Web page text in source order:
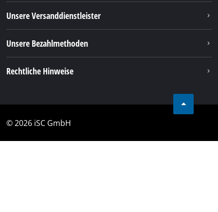
Unsere Versanddienstleister
Unsere Bezahlmethoden
Rechtliche Hinweise
© 2026 iSC GmbH